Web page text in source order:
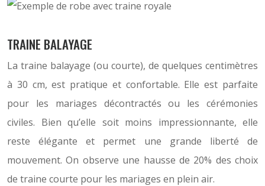
TRAINE BALAYAGE
La traine balayage (ou courte), de quelques centimètres
à 30 cm, est pratique et confortable. Elle est parfaite
pour les mariages décontractés ou les cérémonies
civiles. Bien qu’elle soit moins impressionnante, elle
reste élégante et permet une grande liberté de
mouvement. On observe une hausse de 20% des choix
de traine courte pour les mariages en plein air.